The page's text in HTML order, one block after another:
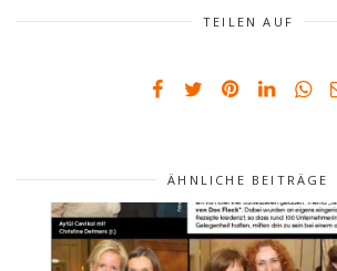
TEILEN AUF
ÄHNLICHE BEITRÄGE